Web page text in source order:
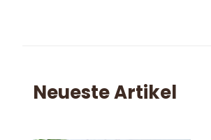
Neueste Artikel